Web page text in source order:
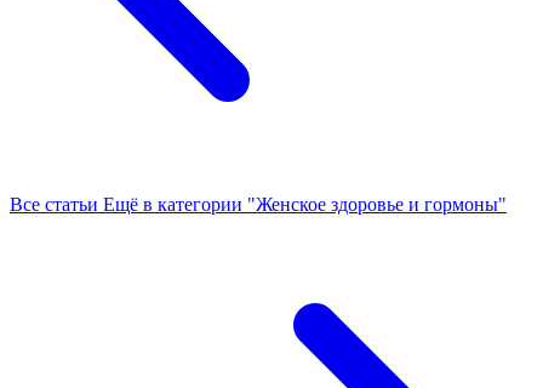
Все статьи Ещё в категории "Женское здоровье и гормоны"